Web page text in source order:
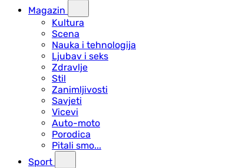
Magazin
Kultura
Scena
Nauka i tehnologija
Ljubav i seks
Zdravlje
Stil
Zanimljivosti
Savjeti
Vicevi
Auto-moto
Porodica
Pitali smo...
Sport